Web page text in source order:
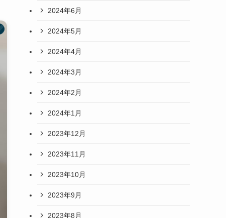
2024年6月
2024年5月
2024年4月
2024年3月
2024年2月
2024年1月
2023年12月
2023年11月
2023年10月
2023年9月
2023年8月